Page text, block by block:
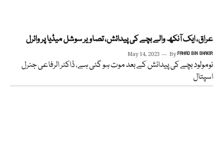
عراق، ایک آنکھ والے بچے کی پیدائش، تصاویر سوشل میڈیا پر وائرل
May 14, 2023 ByFAHAD BIN SHAKIR
نومولود بچے کی پیدائش کے بعد موت ہو گئی ہے، ڈاکٹر الرفاعی جنرل
اسپتال